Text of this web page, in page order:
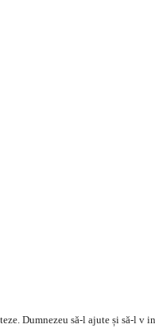
Dumnezeu să-l ajute și să-l v